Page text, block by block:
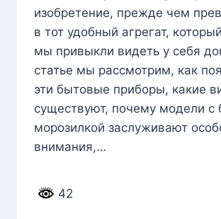
изобретение, прежде чем
в тот удобный агрегат, который
мы привыкли видеть у себя
статье мы рассмотрим, как
эти бытовые приборы, какие
существуют, почему модели с
морозилкой заслуживают
внимания,…
42